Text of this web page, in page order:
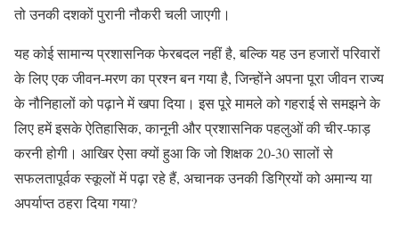
तो उनकी दशकों पुरानी नौकरी चली जाएगी।
यह कोई सामान्य प्रशासनिक फेरबदल नहीं है, बल्कि यह उन हजारों परिवारों
के लिए एक जीवन-मरण का प्रश्न बन गया है, जिन्होंने अपना पूरा जीवन राज्य
के नौनिहालों को पढ़ाने में खपा दिया। इस पूरे मामले को गहराई से समझने के
लिए हमें इसके ऐतिहासिक, कानूनी और प्रशासनिक पहलुओं की चीर-फाड़
करनी होगी। आखिर ऐसा क्यों हुआ कि जो शिक्षक 20-30 सालों से
सफलतापूर्वक स्कूलों में पढ़ा रहे हैं, अचानक उनकी डिग्रियों को अमान्य या
अपर्याप्त ठहरा दिया गया?